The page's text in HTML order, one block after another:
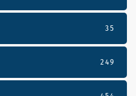
35
249